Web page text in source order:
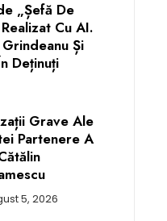
„șefă De
Cu AI.
Și
Deținuți
Grave Ale
Partenere A
5, 2026